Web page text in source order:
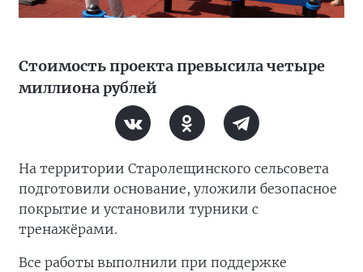
Стоимость проекта превысила четыре
миллиона рублей
На территории Старолещинского сельсовета
подготовили основание, уложили безопасное
покрытие и установили турники с
тренажёрами.
Все работы выполнили при поддержке